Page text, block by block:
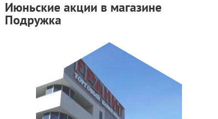
Июньские акции в магазине
Подружка